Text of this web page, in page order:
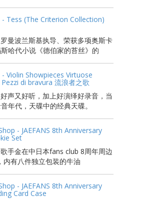
Tess (The Criterion Collection)
曼波兰斯基执导、荣获多项奥斯卡
哈代小说《德伯家的苔丝》的
Violin Showpieces Virtuose
di bravura 流浪者之歌
声又好听，加上好演绎好录音，当
年代，天碟中的经典天碟。
- JAEFANS 8th Anniversary
Set
手金在中日本fans club 8周年周边
有八件独立包装的牛油
- JAEFANS 8th Anniversary
Card Case